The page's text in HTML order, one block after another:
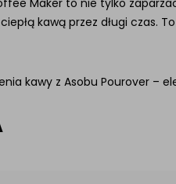
Maker to nie tylko
kawą przez długi czas.
kawy z Asobu Pourover –